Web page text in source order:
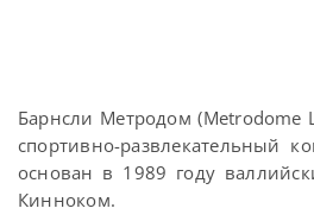
Барнсли Метродом (Metrodome
спортивно-развлекательный
основан в 1989 году
Кинноком.